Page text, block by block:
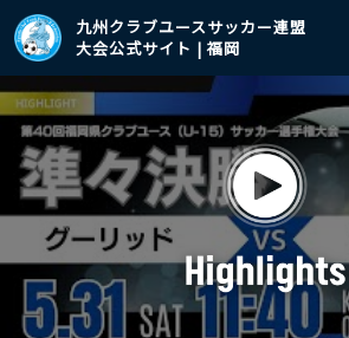
九州クラブユースサッカー連盟
大会公式サイト | 福岡